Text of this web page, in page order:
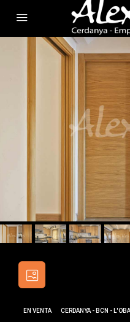
EN VENTA CERDANYA - BCN -